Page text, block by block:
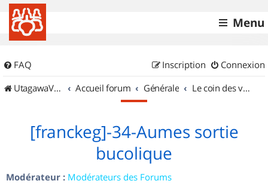
Menu
FAQ Connexion
Inscription
UtagawaVTT (Randos VTT et VTTAE avec traces GPS)
Accueil forum Générale Le coin des vidéastes
[franckeg]-34-Aumes sortie
bucolique
Modérateur : Modérateurs des Forums